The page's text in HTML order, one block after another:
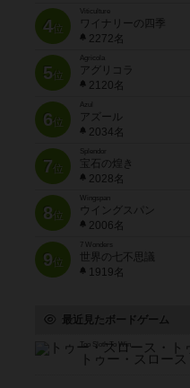
4位
Viticulture
ワイナリーの四季
2272名
5位
Agricola
アグリコラ
2120名
6位
Azul
アズール
2034名
7位
宝石の煌き
2028名
8位
Wingspan
ウイングスパン
2006名
9位
7 Wonders
世界の七不思議
1919名
最近見たボードゲーム
Too Sloth To Win